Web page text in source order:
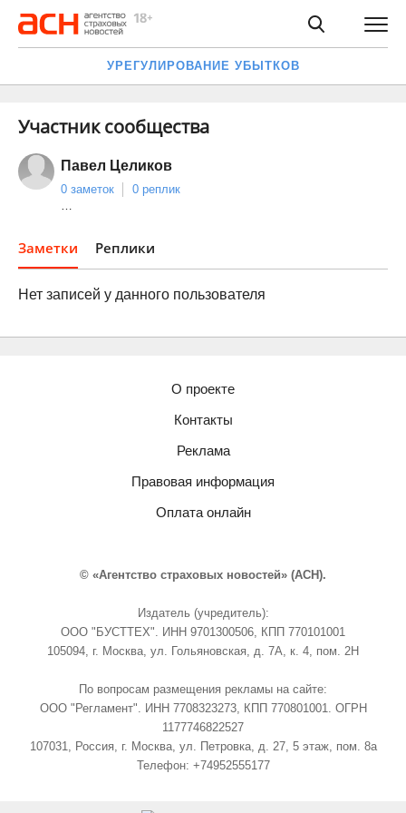
УРЕГУЛИРОВАНИЕ УБЫТКОВ
Участник сообщества
Павел Целиков
0 заметок
0 реплик
…
Заметки Реплики
Нет записей у данного пользователя
О проекте
Контакты
Реклама
Правовая информация
Оплата онлайн
© «Агентство страховых новостей» (АСН).
Издатель (учредитель):
ООО "БУСТТЕХ". ИНН 9701300506, КПП 770101001
105094, г. Москва, ул. Гольяновская, д. 7А, к. 4, пом. 2Н
По вопросам размещения рекламы на сайте:
ООО "Регламент". ИНН 7708323273, КПП 770801001. ОГРН
1177746822527
107031, Россия, г. Москва, ул. Петровка, д. 27, 5 этаж, пом. 8а
Телефон: +74952555177